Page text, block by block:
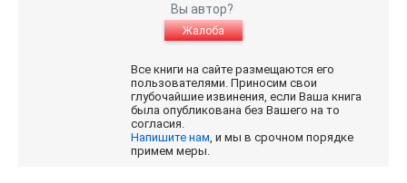
Вы автор?
Жалоба
Все книги на сайте размещаются его
пользователями. Приносим свои
глубочайшие извинения, если Ваша книга
была опубликована без Вашего на то
согласия.
Напишите нам , и мы в срочном порядке
примем меры.